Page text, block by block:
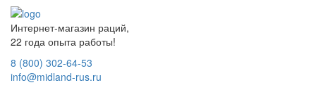
Интернет-магазин раций,
22 года опыта работы!
8 (800) 302-64-53
info@midland-rus.ru